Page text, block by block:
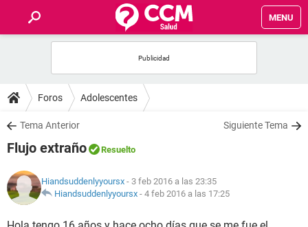
MENU
FOROS
SALUD
FAMILIA
NUTRICIÓN
Foros Adolescentes
Tema Anterior Siguiente Tema
Flujo extraño Resuelto
Hiandsuddenlyyoursx - 3 feb 2016 a las 23:35
Hiandsuddenlyyoursx - 4 feb 2016 a las 17:25